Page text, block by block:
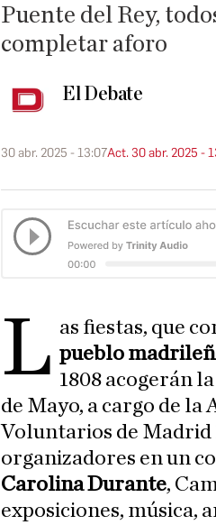
Puente del Rey,
completar aforo
El Debate
30 abr. 2025 - 13:07Act. 30 abr. 2025 -
L as fiestas, que
pueblo
1808 acogerán
de Mayo, a cargo de
Voluntarios de Madrid
organizadores en un
Carolina Durante,
exposiciones, música,